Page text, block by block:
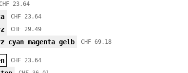
23.64
CHF 23.64
CHF 29.49
cyan magenta gelb CHF 69.18
CHF 23.64